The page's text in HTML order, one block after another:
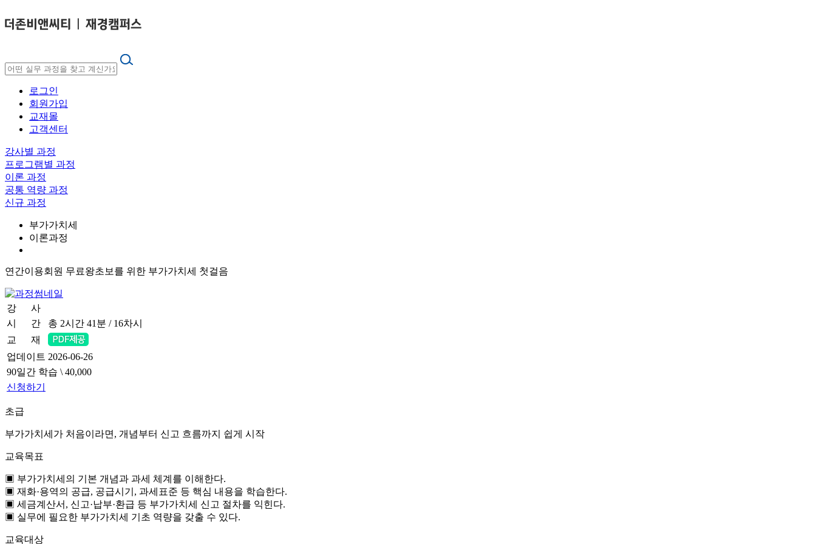
로그인
회원가입
교재몰
고객센터
강사별 과정
프로그램별 과정
이론 과정
공통 역량 과정
신규 과정
부가가치세
이론과정
연간이용회원 무료왕초보를 위한 부가가치세 첫걸음
강 사
시 간
총 2시간 41분 / 16차시
교 재
업데이트 2026-06-26
90일간 학습 \ 40,000
신청하기
초급
부가가치세가 처음이라면, 개념부터 신고 흐름까지 쉽게 시작
교육목표
▣ 부가가치세의 기본 개념과 과세 체계를 이해한다.
▣ 재화·용역의 공급, 공급시기, 과세표준 등 핵심 내용을 학습한다.
▣ 세금계산서, 신고·납부·환급 등 부가가치세 신고 절차를 익힌다.
▣ 실무에 필요한 부가가치세 기초 역량을 갖출 수 있다.
교육대상